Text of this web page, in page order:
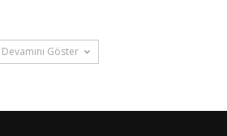
Devamını Göster